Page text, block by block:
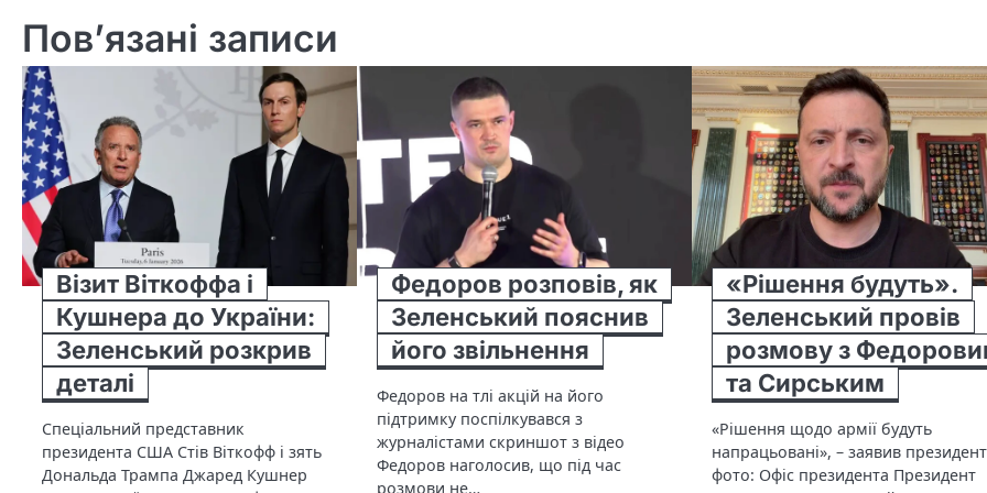
Пов’язані записи
Візит Віткоффа і
Кушнера до України:
Зеленський розкрив
деталі
Спеціальний представник
президента США Стів Віткофф і зять
Дональда Трампа Джаред Кушнер
Федоров розповів, як
Зеленський пояснив
його звільнення
Федоров на тлі акцій на його
підтримку поспілкувався з
журналістами скриншот з відео
Федоров наголосив, що під час
розмови не…
«Рішення будуть».
Зеленський провів
розмову з
та Сирським
«Рішення щодо армії будуть
напрацьовані», – заявив президент
фото: Офіс президента Президент